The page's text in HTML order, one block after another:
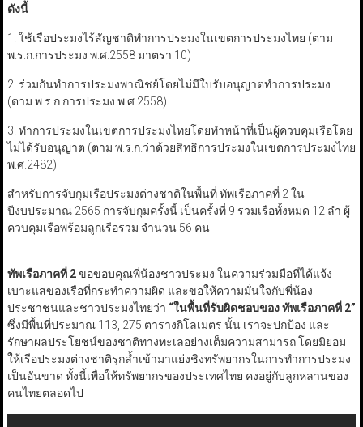
ดังนี้
1. ใช้เรือประมงไร้สัญชาติทำการประมงในเขตการประมงไทย (ตาม
พ.ร.ก.การประมง พ.ศ.2558 มาตรา 10)
2. ร่วมกันทำการประมงพาณิชย์โดยไม่มีใบรับอนุญาตทำการประมง
(ตาม พ.ร.ก.การประมง พ.ศ.2558)
3. ทำการประมงในเขตการประมงไทยโดยทำหน้าที่เป็นผู้ควบคุมเรือโดย
ไม่ได้รับอนุญาต (ตาม พ.ร.ก.ว่าด้วยสิทธิการประมงในเขตการประมงไทย
พ.ศ.2482)
สำหรับการจับกุมเรือประมงต่างชาติในพื้นที่ ทัพเรือภาคที่ 2 ใน
ปีงบประมาณ 2565 การจับกุมครั้งนี้ เป็นครั้งที่ 9 รวมเรือทั้งหมด 12 ลำ ผู้
ควบคุมเรือพร้อมลูกเรือรวม จำนวน 56 คน
ทัพเรือภาคที่ 2ขอขอบคุณพี่น้องชาวประมง ในความร่วมมือที่ได้แจ้ง
เบาะแสของเรือที่กระทำความผิด และขอให้ความมั่นใจกับพี่น้อง
ประชาชนและชาวประมงไทยว่า “ในพื้นที่รับผิดชอบของ ทัพเรือภาคที่ 2”
ซึ่งมีพื้นที่ประมาณ 113, 275 ตารางกิโลเมตร นั้น เราจะปกป้อง และ
รักษาผลประโยชน์ของชาติทางทะเลอย่างเต็มความสามารถ โดยมิยอม
ให้เรือประมงต่างชาติรุกล้ำเข้ามาแย่งชิงทรัพยากรในการทำการประมง
เป็นอันขาด ทั้งนี้เพื่อให้ทรัพยากรของประเทศไทย คงอยู่กับลูกหลานของ
คนไทยตลอดไป